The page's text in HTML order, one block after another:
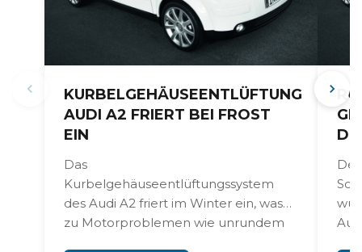
KURBELGEHÄUSEENTLÜFTUNG
AUDI A2 FRIERT BEI FROST
EIN
Das
Kurbelgehäuseentlüftungssystem
des Audi A2 friert im Winter ein, was
zu Motorproblemen wie unrundem